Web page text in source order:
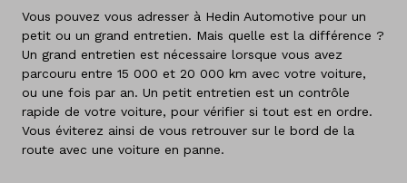
Vous pouvez vous adresser à Hedin Automotive pour un
petit ou un grand entretien. Mais quelle est la différence ?
Un grand entretien est nécessaire lorsque vous avez
parcouru entre 15 000 et 20 000 km avec votre voiture,
ou une fois par an. Un petit entretien est un contrôle
rapide de votre voiture, pour vérifier si tout est en ordre.
Vous éviterez ainsi de vous retrouver sur le bord de la
route avec une voiture en panne.